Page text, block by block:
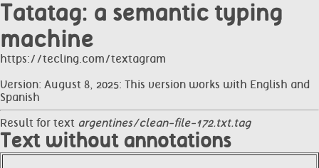
Tatatag: a semantic typing
machine
https://tecling.com/textagram
Version: August 8, 2025: This version works with English and
Spanish
Result for text argentines/clean-file-172.txt.tag
Text without annotations